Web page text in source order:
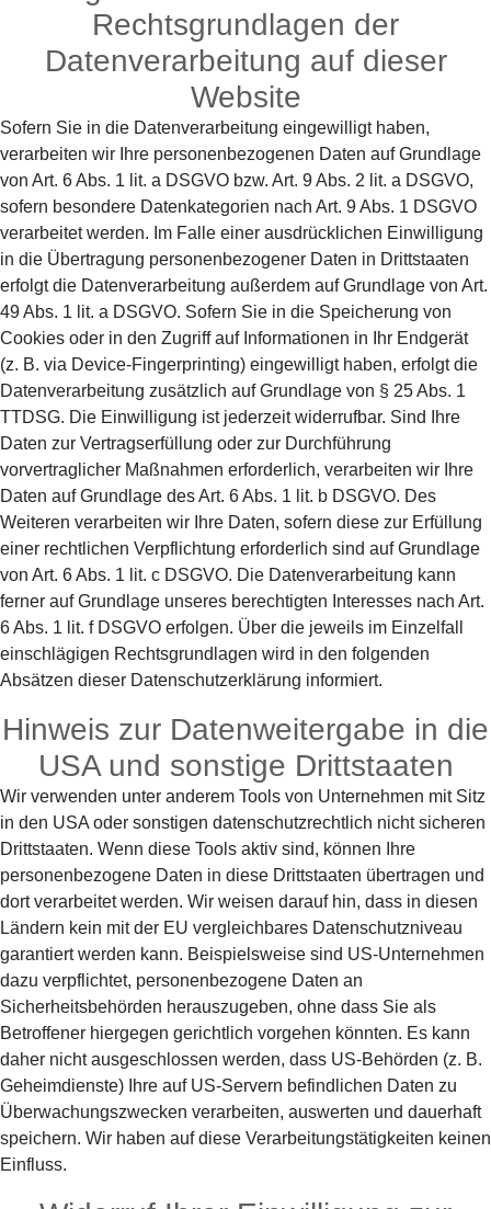
Rechtsgrundlagen der
Datenverarbeitung auf dieser
Website
Sofern Sie in die Datenverarbeitung eingewilligt haben,
verarbeiten wir Ihre personenbezogenen Daten auf Grundlage
von Art. 6 Abs. 1 lit. a DSGVO bzw. Art. 9 Abs. 2 lit. a DSGVO,
sofern besondere Datenkategorien nach Art. 9 Abs. 1 DSGVO
verarbeitet werden. Im Falle einer ausdrücklichen Einwilligung
in die Übertragung personenbezogener Daten in Drittstaaten
erfolgt die Datenverarbeitung außerdem auf Grundlage von Art.
49 Abs. 1 lit. a DSGVO. Sofern Sie in die Speicherung von
Cookies oder in den Zugriff auf Informationen in Ihr Endgerät
(z. B. via Device-Fingerprinting) eingewilligt haben, erfolgt die
Datenverarbeitung zusätzlich auf Grundlage von § 25 Abs. 1
TTDSG. Die Einwilligung ist jederzeit widerrufbar. Sind Ihre
Daten zur Vertragserfüllung oder zur Durchführung
vorvertraglicher Maßnahmen erforderlich, verarbeiten wir Ihre
Daten auf Grundlage des Art. 6 Abs. 1 lit. b DSGVO. Des
Weiteren verarbeiten wir Ihre Daten, sofern diese zur Erfüllung
einer rechtlichen Verpflichtung erforderlich sind auf Grundlage
von Art. 6 Abs. 1 lit. c DSGVO. Die Datenverarbeitung kann
ferner auf Grundlage unseres berechtigten Interesses nach Art.
6 Abs. 1 lit. f DSGVO erfolgen. Über die jeweils im Einzelfall
einschlägigen Rechtsgrundlagen wird in den folgenden
Absätzen dieser Datenschutzerklärung informiert.
Hinweis zur Datenweitergabe in die
USA und sonstige Drittstaaten
Wir verwenden unter anderem Tools von Unternehmen mit Sitz
in den USA oder sonstigen datenschutzrechtlich nicht sicheren
Drittstaaten. Wenn diese Tools aktiv sind, können Ihre
personenbezogene Daten in diese Drittstaaten übertragen und
dort verarbeitet werden. Wir weisen darauf hin, dass in diesen
Ländern kein mit der EU vergleichbares Datenschutzniveau
garantiert werden kann. Beispielsweise sind US-Unternehmen
dazu verpflichtet, personenbezogene Daten an
Sicherheitsbehörden herauszugeben, ohne dass Sie als
Betroffener hiergegen gerichtlich vorgehen könnten. Es kann
daher nicht ausgeschlossen werden, dass US-Behörden (z. B.
Geheimdienste) Ihre auf US-Servern befindlichen Daten zu
Überwachungszwecken verarbeiten, auswerten und dauerhaft
speichern. Wir haben auf diese Verarbeitungstätigkeiten keinen
Einfluss.